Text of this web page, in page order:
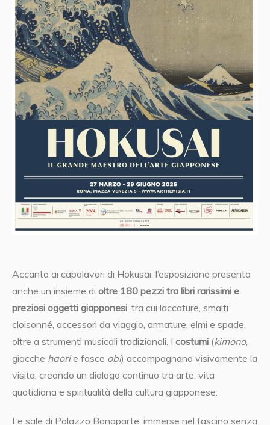
Accanto ai capolavori di Hokusai, l’esposizione presenta
anche un insieme di oltre 180 pezzi tra libri rarissimi e
preziosi oggetti giapponesi, tra cui laccature, smalti
cloisonné, accessori da viaggio, armature, elmi e spade,
oltre a strumenti musicali tradizionali. I costumi (kimono,
giacche haorie fasce obi) accompagnano visivamente la
visita, creando un dialogo continuo tra arte, vita
quotidiana e spiritualità della cultura giapponese.
Le sale di Palazzo Bonaparte, immerse nel fascino senza